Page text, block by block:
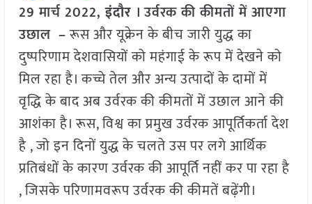
29 मार्च 2022,इंदौर । उर्वरक की कीमतों में आएगा
उछाल –रूस और यूक्रेन के बीच जारी युद्ध का
दुष्परिणामदेशवासियों कोमहंगाई के रूप में देखने को
मिल रहा है। कच्चे तेल और अन्य उत्पादों के दामों में
वृद्धि के बाद अब उर्वरक की कीमतों में उछाल आने की
आशंका है। रूस, विश्व का प्रमुख उर्वरक आपूर्तिकर्ता देश
है , जो इन दिनों युद्ध के चलते उस पर लगे आर्थिक
प्रतिबंधों के कारण उर्वरक की आपूर्ति नहीं कर पा रहा है
, जिसके परिणामवरूप उर्वरक की कीमतें बढ़ेंगी।